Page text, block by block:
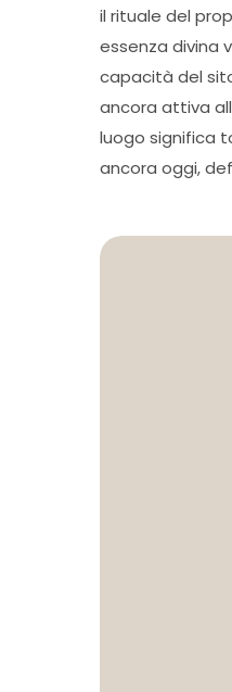
il rituale del
essenza divina
capacità del
ancora attiva
luogo significa
ancora oggi,